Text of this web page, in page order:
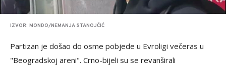
IZVOR: MONDO/NEMANJA STANOJČIĆ
Partizan je došao do osme pobjede u Evroligi večeras u
"Beogradskoj areni". Crno-bijeli su se revanširali